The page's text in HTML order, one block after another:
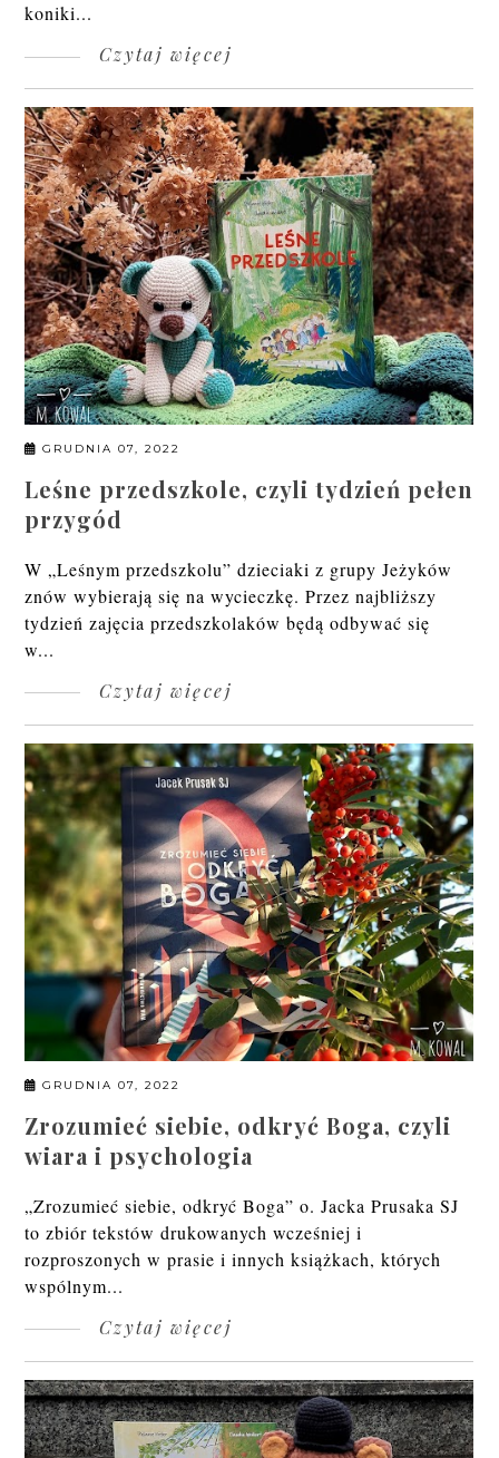
koniki...
Czytaj więcej
GRUDNIA 07, 2022
Leśne przedszkole, czyli tydzień pełen
przygód
W „Leśnym przedszkolu” dzieciaki z grupy Jeżyków
znów wybierają się na wycieczkę. Przez najbliższy
tydzień zajęcia przedszkolaków będą odbywać się
w...
Czytaj więcej
GRUDNIA 07, 2022
Zrozumieć siebie, odkryć Boga, czyli
wiara i psychologia
„Zrozumieć siebie, odkryć Boga” o. Jacka Prusaka SJ
to zbiór tekstów drukowanych wcześniej i
rozproszonych w prasie i innych książkach, których
wspólnym...
Czytaj więcej